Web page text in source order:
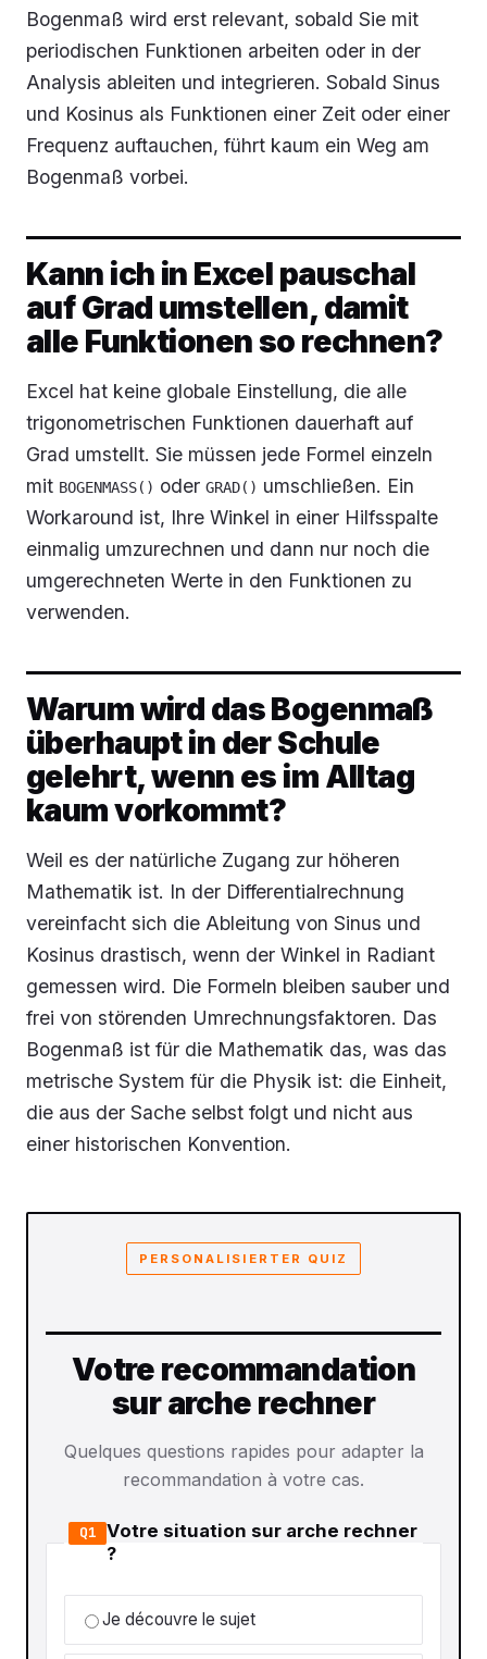
Bogenmaß wird erst relevant, sobald Sie mit
periodischen Funktionen arbeiten oder in der
Analysis ableiten und integrieren. Sobald Sinus
und Kosinus als Funktionen einer Zeit oder einer
Frequenz auftauchen, führt kaum ein Weg am
Bogenmaß vorbei.
Kann ich in Excel pauschal
auf Grad umstellen, damit
alle Funktionen so rechnen?
Excel hat keine globale Einstellung, die alle
trigonometrischen Funktionen dauerhaft auf
Grad umstellt. Sie müssen jede Formel einzeln
mit BOGENMASS() oder GRAD() umschließen. Ein
Workaround ist, Ihre Winkel in einer Hilfsspalte
einmalig umzurechnen und dann nur noch die
umgerechneten Werte in den Funktionen zu
verwenden.
Warum wird das Bogenmaß
überhaupt in der Schule
gelehrt, wenn es im Alltag
kaum vorkommt?
Weil es der natürliche Zugang zur höheren
Mathematik ist. In der Differentialrechnung
vereinfacht sich die Ableitung von Sinus und
Kosinus drastisch, wenn der Winkel in Radiant
gemessen wird. Die Formeln bleiben sauber und
frei von störenden Umrechnungsfaktoren. Das
Bogenmaß ist für die Mathematik das, was das
metrische System für die Physik ist: die Einheit,
die aus der Sache selbst folgt und nicht aus
einer historischen Konvention.
PERSONALISIERTER QUIZ
Votre recommandation
sur arche rechner
Quelques questions rapides pour adapter la
recommandation à votre cas.
Q1 Votre situation sur arche rechner
?
Je découvre le sujet